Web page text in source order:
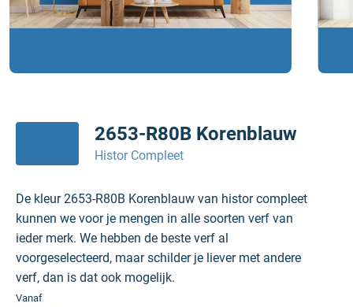
2653-R80B Korenblauw
Histor Compleet
De kleur 2653-R80B Korenblauw van histor compleet
kunnen we voor je mengen in alle soorten verf van
ieder merk. We hebben de beste verf al
voorgeselecteerd, maar schilder je liever met andere
verf, dan is dat ook mogelijk.
Vanaf